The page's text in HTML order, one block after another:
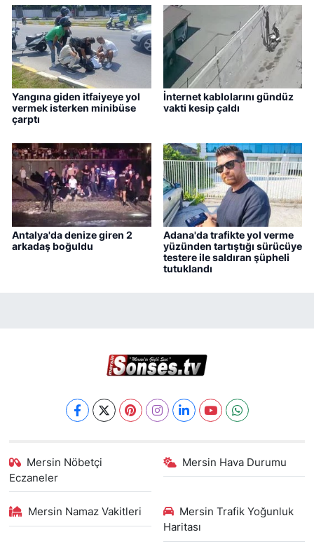
Yangına giden itfaiyeye yol
vermek isterken minibüse
çarptı
İnternet kablolarını gündüz
vakti kesip çaldı
Antalya'da denize giren 2
arkadaş boğuldu
Adana'da trafikte yol verme
yüzünden tartıştığı sürücüye
testere ile saldıran şüpheli
tutuklandı
Mersin Nöbetçi
Eczaneler
Mersin Hava Durumu
Mersin Namaz Vakitleri
Mersin Trafik Yoğunluk
Haritası